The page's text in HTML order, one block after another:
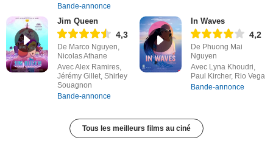
Bande-annonce
Jim Queen
4,3
De Marco Nguyen,
Nicolas Athane
Avec Alex Ramires,
Jérémy Gillet, Shirley
Souagnon
Bande-annonce
In Waves
4,2
De Phuong Mai
Nguyen
Avec Lyna Khoudri,
Paul Kircher, Rio Vega
Bande-annonce
Tous les meilleurs films au ciné